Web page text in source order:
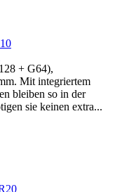
+ G64),
Mit integriertem
bleiben so in der
sie keinen extra...